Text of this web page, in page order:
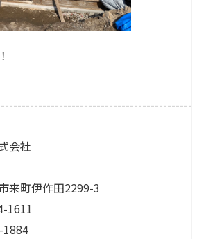
会社
来町伊作田2299-3
1611
1884